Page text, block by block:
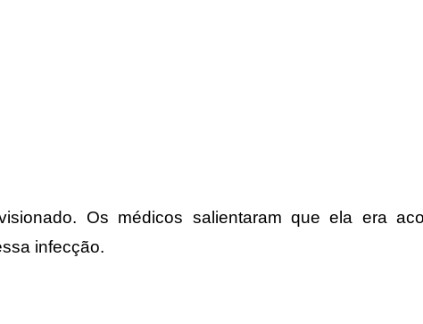
Os médicos salientaram que ela era
infecção.